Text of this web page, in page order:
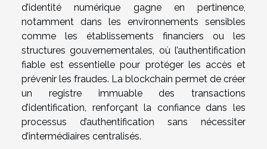
d’identité numérique gagne en pertinence,
notamment dans les environnements sensibles
comme les établissements financiers ou les
structures gouvernementales, où l’authentification
fiable est essentielle pour protéger les accès et
prévenir les fraudes. La blockchain permet de créer
un registre immuable des transactions
d’identification, renforçant la confiance dans les
processus d’authentification sans nécessiter
d’intermédiaires centralisés.